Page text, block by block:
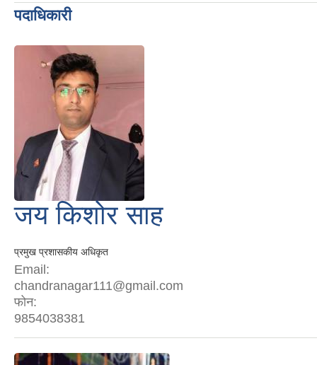
पदाधिकारी
जय किशोर साह
प्रमुख प्रशासकीय अधिकृत
Email:
chandranagar111@gmail.com
फोन:
9854038381